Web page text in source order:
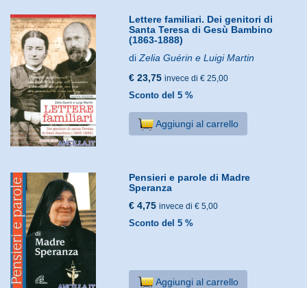
Lettere familiari. Dei genitori di
Santa Teresa di Gesù Bambino
(1863-1888)
diZelia Guérin e Luigi Martin
€ 23,75 invece di € 25,00
Sconto del 5 %
Aggiungi al carrello
Pensieri e parole di Madre
Speranza
€ 4,75 invece di € 5,00
Sconto del 5 %
Aggiungi al carrello